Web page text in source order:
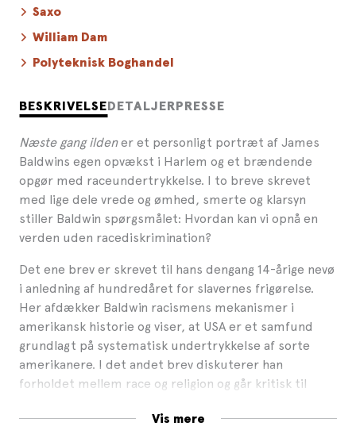
BESKRIVELSE DETALJER PRESSE
Næste gang ildener et personligt portræt af James
Baldwins egen opvækst i Harlem og et brændende
opgør med raceundertrykkelse. I to breve skrevet
med lige dele vrede og ømhed, smerte og klarsyn
stiller Baldwin spørgsmålet: Hvordan kan vi opnå en
verden uden racediskrimination?
Det ene brev er skrevet til hans dengang 14-årige nevø
i anledning af hundredåret for slavernes frigørelse.
Her afdækker Baldwin racismens mekanismer i
amerikansk historie og viser, at USA er et samfund
grundlagt på systematisk undertrykkelse af sorte
amerikanere. I det andet brev diskuterer han
forholdet mellem race og religion og går kritisk til
med og siden vendte ryggen – og Nation of Islam, der
Vis mere
Saxo
William Dam
Polyteknisk Boghandel